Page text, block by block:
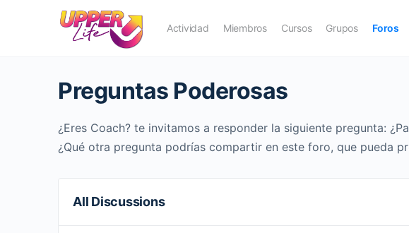
Actividad Miembros Cursos Grupos Foros
Preguntas Poderosas
¿Eres Coach? te invitamos a responder la siguiente pregunta:
¿Qué otra pregunta podrías compartir en este foro, que pueda
All Discussions